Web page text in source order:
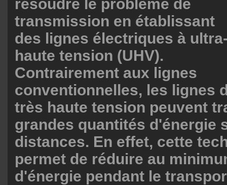
résoudre le problème de
transmission en établissant
des lignes électriques à
haute tension (UHV).
Contrairement aux lignes
conventionnelles, les lignes
très haute tension peuvent
grandes quantités d'énergie
distances. En effet, cette
permet de réduire au
d'énergie pendant le